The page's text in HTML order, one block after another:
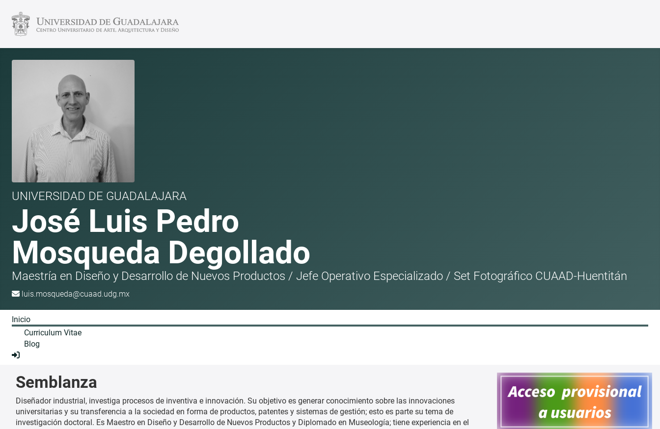
UNIVERSIDAD DE GUADALAJARA
José Luis Pedro
Mosqueda Degollado
Maestría en Diseño y Desarrollo de Nuevos Productos / Jefe Operativo Especializado / Set Fotográfico CUAAD-Huentitán
luis.mosqueda@cuaad.udg.mx
Inicio
Curriculum Vitae
Blog
Semblanza
Diseñador industrial, investiga procesos de inventiva e innovación. Su objetivo es generar conocimiento sobre las innovaciones
universitarias y su transferencia a la sociedad en forma de productos, patentes y sistemas de gestión; esto es parte su tema de
investigación doctoral. Es Maestro en Diseño y Desarrollo de Nuevos Productos y Diplomado en Museología; tiene experiencia en el